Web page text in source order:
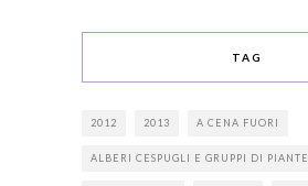
TAG
2012 2013 A CENA FUORI
ALBERI CESPUGLI E GRUPPI DI PIANTE